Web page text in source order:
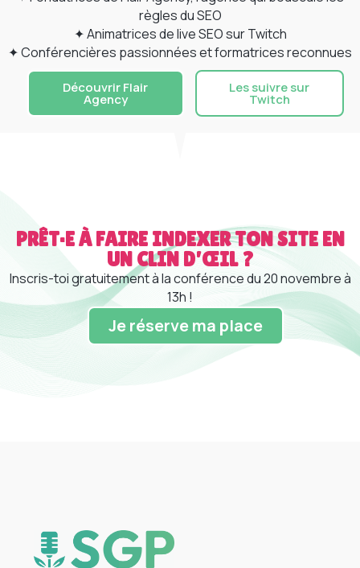
règles du SEO
✦ Animatrices de live SEO sur Twitch
✦ Conférencières passionnées et formatrices reconnues
Découvrir Flair
Agency
Les suivre sur
Twitch
PRÊT·E À FAIRE INDEXER TON SITE EN
UN CLIN D’ŒIL ?
Inscris-toi gratuitement à la conférence du 20 novembre à
13h !
Je réserve ma place